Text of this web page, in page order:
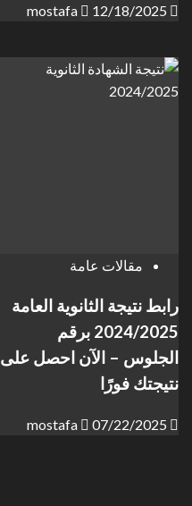
mostafa 12/18/2025
مقالات عامة
رابط نتيجة الثانوية العامة
2024/2025 برقم
الجلوس – الآن احصل على
نتيجتك فورًا
mostafa 07/22/2025